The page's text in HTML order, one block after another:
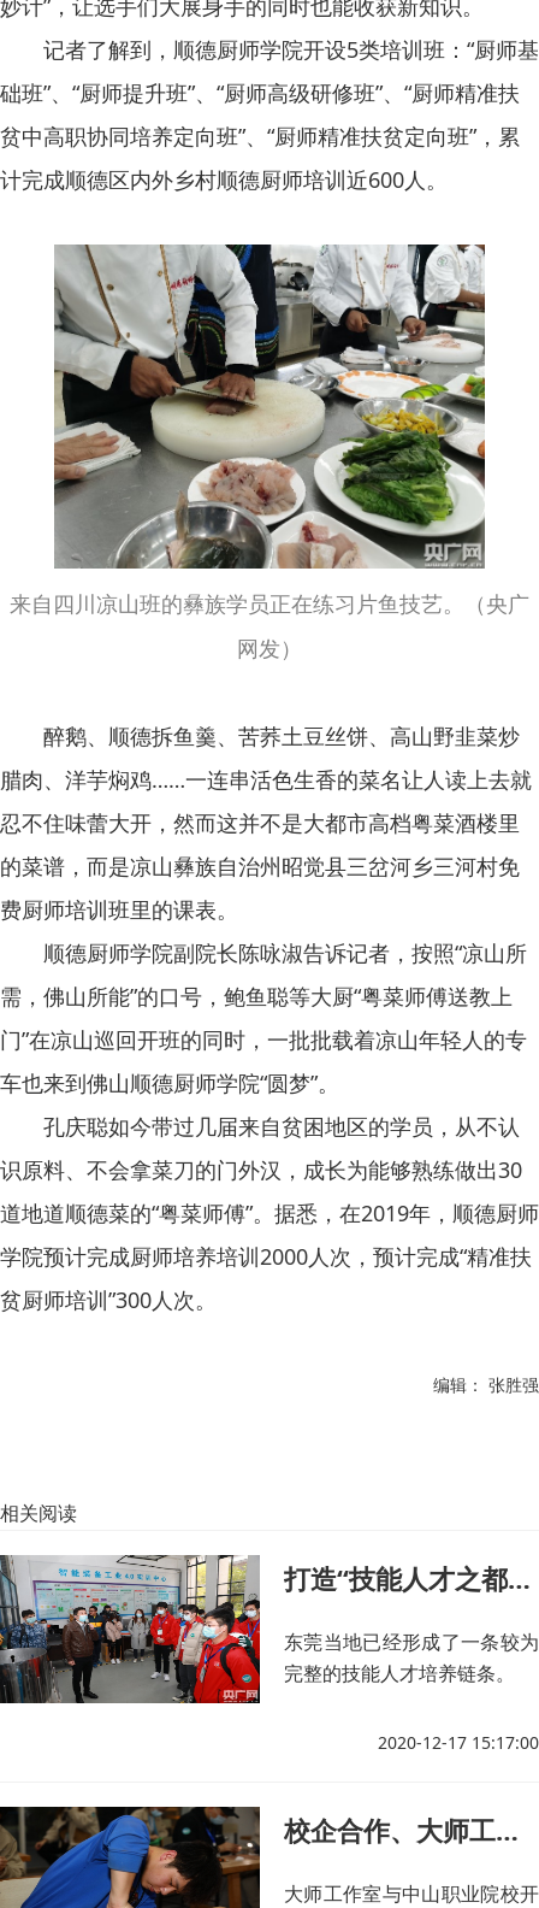
记者了解到，顺德厨师学院开设5类培训班：“厨师基
础班”、“厨师提升班”、“厨师高级研修班”、“厨师精准扶
贫中高职协同培养定向班”、“厨师精准扶贫定向班”，累
计完成顺德区内外乡村顺德厨师培训近600人。
来自四川凉山班的彝族学员正在练习片鱼技艺。（央广
网发）
醉鹅、顺德拆鱼羹、苦荞土豆丝饼、高山野韭菜炒
腊肉、洋芋焖鸡……一连串活色生香的菜名让人读上去就
忍不住味蕾大开，然而这并不是大都市高档粤菜酒楼里
的菜谱，而是凉山彝族自治州昭觉县三岔河乡三河村免
费厨师培训班里的课表。
顺德厨师学院副院长陈咏淑告诉记者，按照“凉山所
需，佛山所能”的口号，鲍鱼聪等大厨“粤菜师傅送教上
门”在凉山巡回开班的同时，一批批载着凉山年轻人的专
车也来到佛山顺德厨师学院“圆梦”。
孔庆聪如今带过几届来自贫困地区的学员，从不认
识原料、不会拿菜刀的门外汉，成长为能够熟练做出30
道地道顺德菜的“粤菜师傅”。据悉，在2019年，顺德厨师
学院预计完成厨师培养培训2000人次，预计完成“精准扶
贫厨师培训”300人次。
编辑： 张胜强
相关阅读
打造“技能人才之都” 探秘东莞的人才培养模式｜大国工匠湾区行
东莞当地已经形成了一条较为
完整的技能人才培养链条。
2020-12-17 15:17:00
校企合作、大师工作室……各方助力中山红木雕刻涅槃重生｜大国工匠湾区行
大师工作室与中山职业院校开